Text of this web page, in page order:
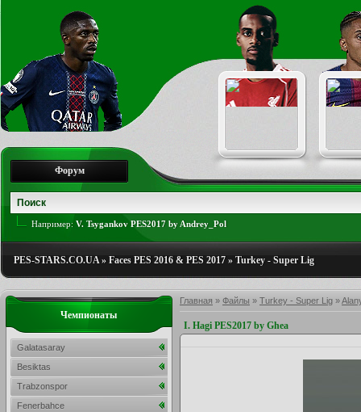
Форум
Например: V. Tsygankov PES2017 by Andrey_Pol
PES-STARS.CO.UA» Faces PES 2016 & PES 2017 » Turkey - Super Lig
Главная » Файлы » Turkey - Super Lig »
I. Hagi PES2017 by Ghea
Чемпионаты
Galatasaray
Besiktas
Trabzonspor
Fenerbahce